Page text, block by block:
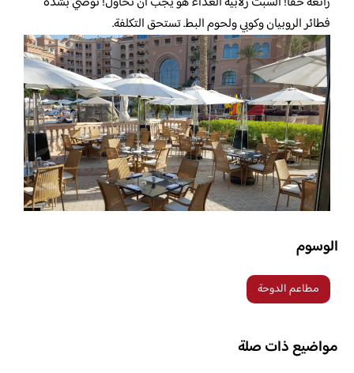
فطائر الروبيان وكوبي ولحوم البط. تستحق التكلفة.
الوسوم
مطاعم الدوحة
مواضيع ذات صلة